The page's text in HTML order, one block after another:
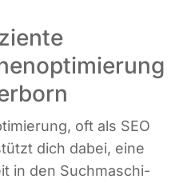
oft als SEO
dich dabei, eine
in den Such­ma­schi­